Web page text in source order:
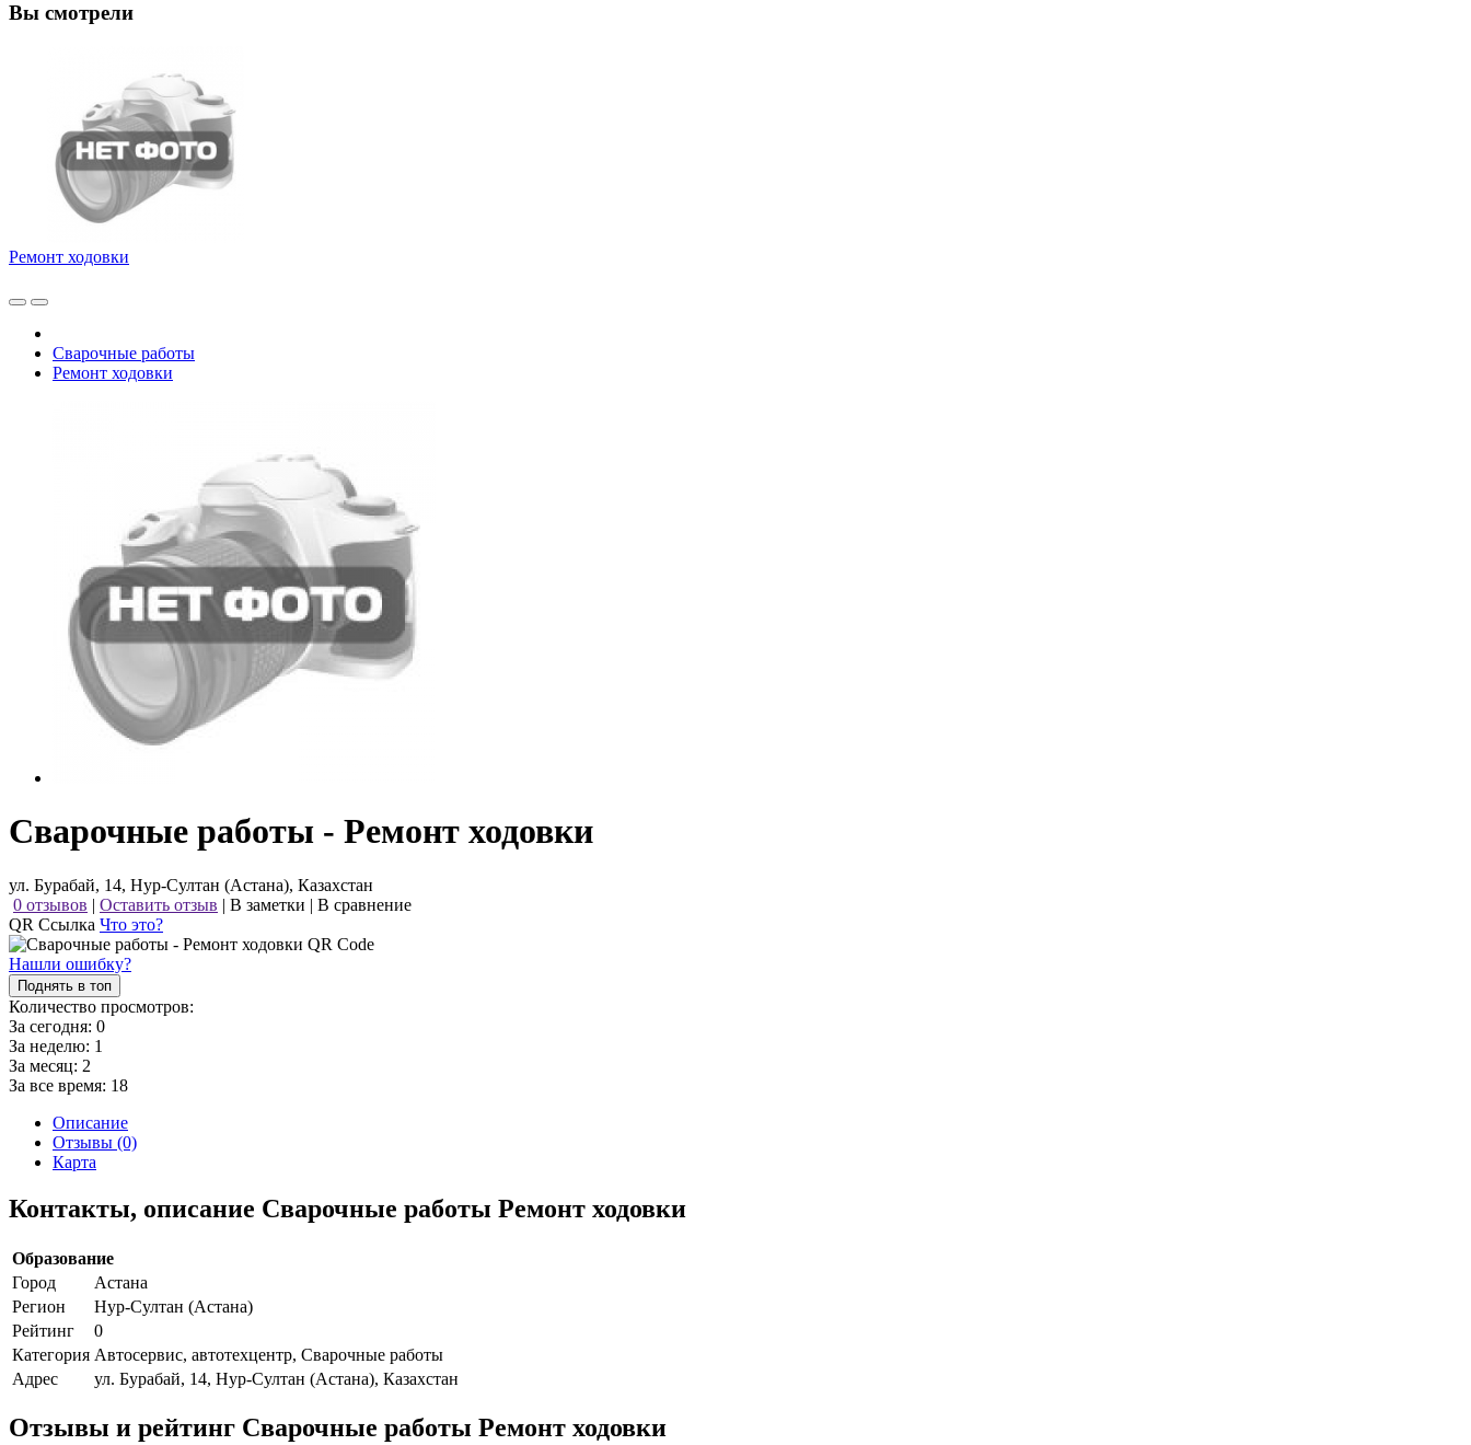
Вы смотрели
Ремонт ходовки
Сварочные работы
Ремонт ходовки
Сварочные работы - Ремонт ходовки
ул. Бурабай, 14, Нур-Султан (Астана), Казахстан
0 отзывов | Оставить отзыв | В заметки | В сравнение
QR Ссылка Что это?
Нашли ошибку?
Поднять в топ
Количество просмотров:
За сегодня: 0
За неделю: 1
За месяц: 2
За все время: 18
Описание
Отзывы (0)
Карта
Контакты, описание Сварочные работы Ремонт ходовки
Образование
Город
Астана
Регион
Нур-Султан (Астана)
Рейтинг
0
Категория Автосервис, автотехцентр, Сварочные работы
Адрес
ул. Бурабай, 14, Нур-Султан (Астана), Казахстан
Отзывы и рейтинг Сварочные работы Ремонт ходовки